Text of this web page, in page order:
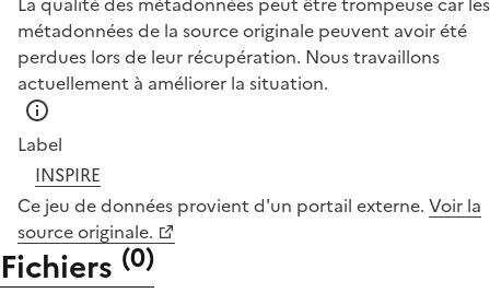
métadonnées de la source originale peuvent avoir été
perdues lors de leur récupération. Nous travaillons
actuellement à améliorer la situation.
Label
INSPIRE
Ce jeu de données provient d'un portail externe. Voir la
source originale.
Fichiers (0)